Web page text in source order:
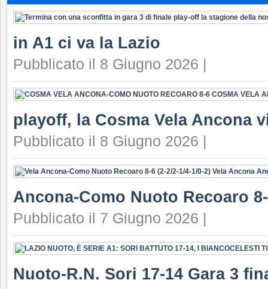
in A1 ci va la Lazio
Pubblicato il 8 Giugno 2026 |
playoff, la Cosma Vela Ancona
Pubblicato il 8 Giugno 2026 |
Ancona-Como Nuoto Recoaro
Pubblicato il 7 Giugno 2026 |
Nuoto-R.N. Sori 17-14 Gara 3